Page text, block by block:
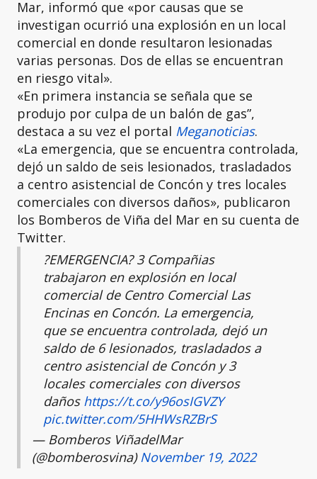
Mar, informó que «por causas que se
investigan ocurrió una explosión en un local
comercial en donde resultaron lesionadas
varias personas. Dos de ellas se encuentran
en riesgo vital».
«En primera instancia se señala que se
produjo por culpa de un balón de gas”,
destaca a su vez el portal Meganoticias.
«La emergencia, que se encuentra controlada,
dejó un saldo de seis lesionados, trasladados
a centro asistencial de Concón y tres locales
comerciales con diversos daños», publicaron
los Bomberos de Viña del Mar en su cuenta de
Twitter.
?EMERGENCIA? 3 Compañias
trabajaron en explosión en local
comercial de Centro Comercial Las
Encinas en Concón. La emergencia,
que se encuentra controlada, dejó un
saldo de 6 lesionados, trasladados a
centro asistencial de Concón y 3
locales comerciales con diversos
daños https://t.co/y96osIGVZY
pic.twitter.com/5HHWsRZBrS
— Bomberos ViñadelMar
(@bomberosvina) November 19, 2022